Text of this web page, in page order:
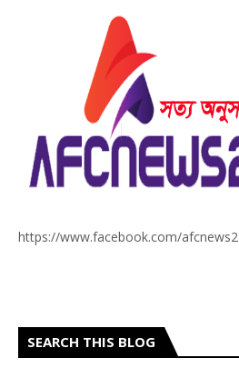
https://www.facebook.com/
SEARCH THIS BLOG